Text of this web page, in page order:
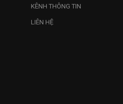
KÊNH THÔNG TIN
LIÊN HỆ